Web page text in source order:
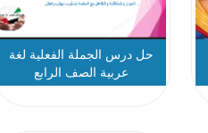
حل درس الجملة الفعلية لغة
عربية الصف الرابع